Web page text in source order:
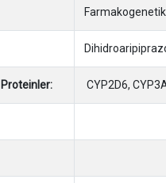
Proteinler: CYP2D6,